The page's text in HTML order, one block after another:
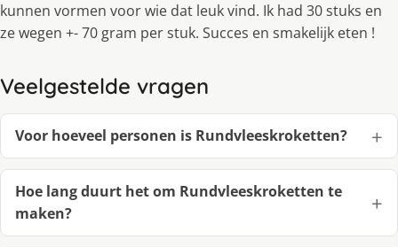
kunnen vormen voor wie dat leuk vind. Ik had 30 stuks en
ze wegen +- 70 gram per stuk. Succes en smakelijk eten !
Veelgestelde vragen
Voor hoeveel personen is Rundvleeskroketten?
Hoe lang duurt het om Rundvleeskroketten te
maken?